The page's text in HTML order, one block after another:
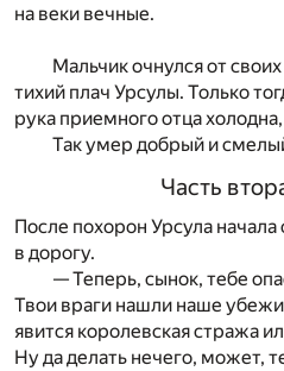
на веки вечные.
Мальчик очнулся от
тихий плач Урсулы. Только
рука приемного отца
Так умер добрый и
Часть
После похорон Урсула
в дорогу.
— Теперь, сынок, тебе
Твои враги нашли наше
явится королевская стража
Ну да делать нечего, может,